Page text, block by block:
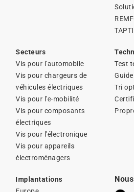
Secteurs
Vis pour l'automobile
Vis pour chargeurs de
véhicules électriques
Vis pour l'e-mobilité
Vis pour composants
électriques
Vis pour l'électronique
Vis pour appareils
électroménagers
Test
Tri
Implantations